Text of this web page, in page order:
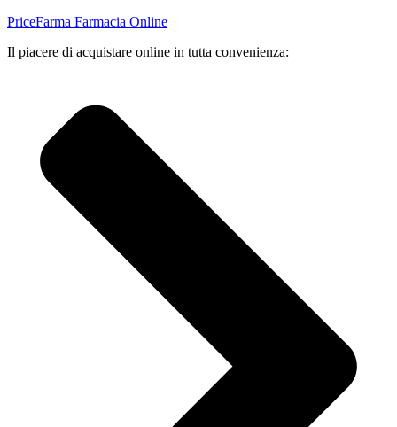
PriceFarma Farmacia Online
Il piacere di acquistare online in tutta convenienza: